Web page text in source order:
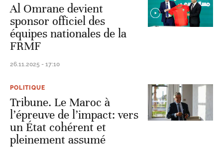
Al Omrane devient
sponsor officiel des
équipes nationales de la
FRMF
26.11.2025 - 17:10
POLITIQUE
Tribune. Le Maroc à
l’épreuve de l’impact: vers
un État cohérent et
pleinement assumé